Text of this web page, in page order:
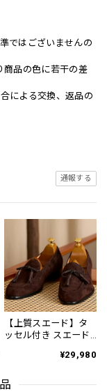
ではございませんの
商品の色に若干の差
による交換、返品の
通報する
【上質スエード】タ
ッセル付き スエード
¥29,980